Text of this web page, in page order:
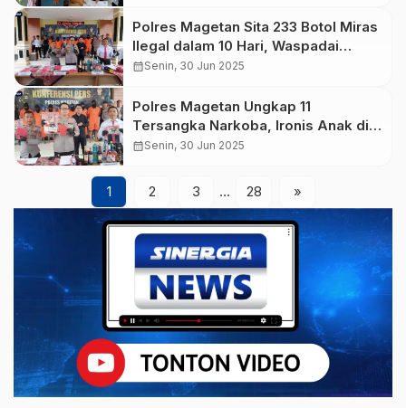
Polres Magetan Sita 233 Botol Miras
Ilegal dalam 10 Hari, Waspadai
Dampak Sosial
calendar_monthSenin, 30 Jun 2025
Polres Magetan Ungkap 11
Tersangka Narkoba, Ironis Anak di
Bawah Umur Terlibat
calendar_monthSenin, 30 Jun 2025
1 2 3 … 28 »